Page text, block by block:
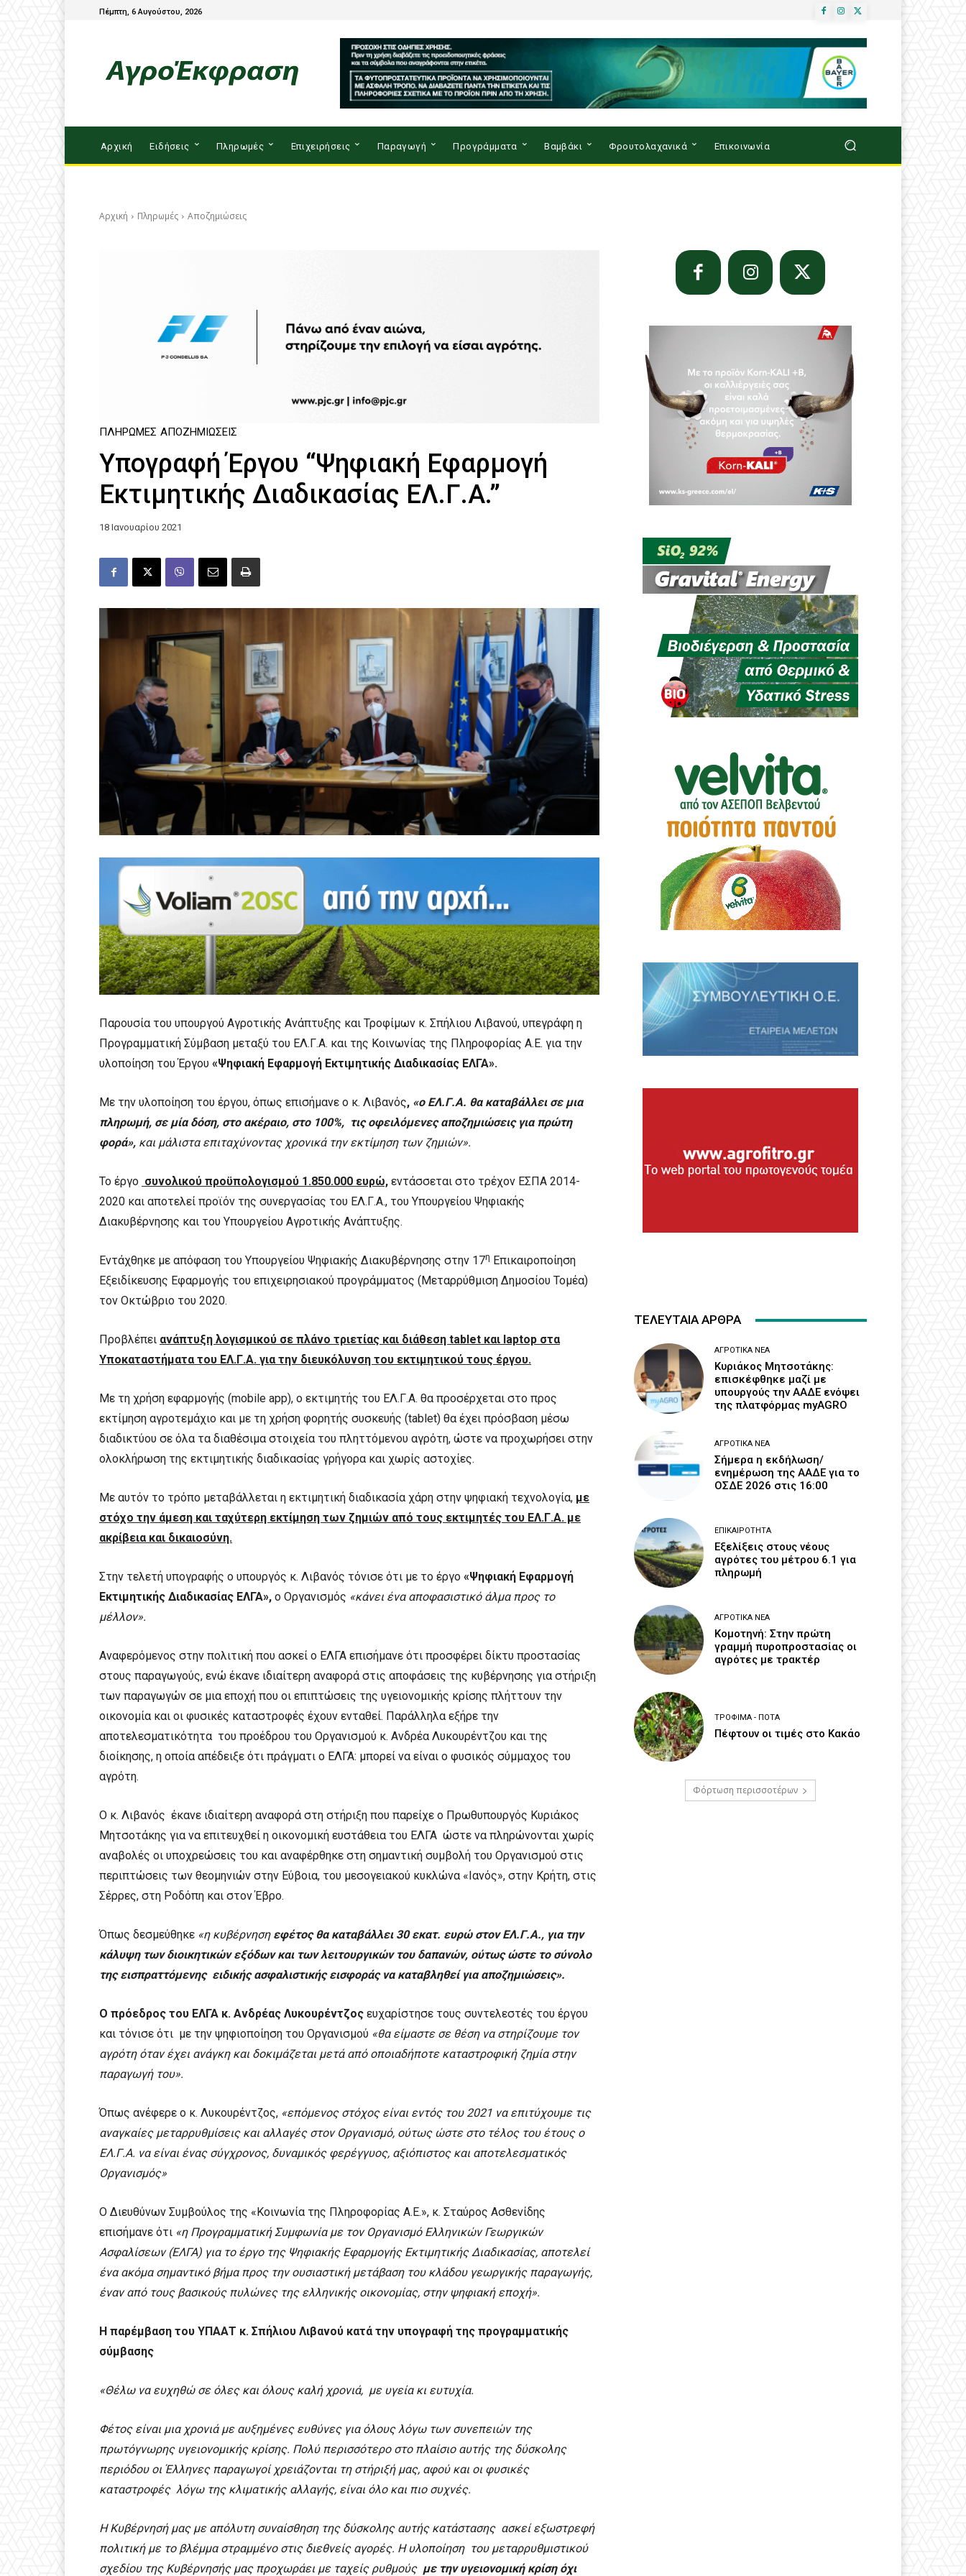
Πέμπτη, 6 Αυγούστου, 2026
Αρχική Ειδήσεις Πληρωμές Επιχειρήσεις Παραγωγή Προγράμματα Βαμβάκι Φρουτολαχανικά Επικοινωνία
Αρχική Πληρωμές Αποζημιώσεις
ΠΛΗΡΩΜΈΣ ΑΠΟΖΗΜΙΏΣΕΙΣ
Υπογραφή Έργου “Ψηφιακή Εφαρμογή
Εκτιμητικής Διαδικασίας ΕΛ.Γ.Α.”
18 Ιανουαρίου 2021
Παρουσία του υπουργού Αγροτικής Ανάπτυξης και Τροφίμων κ. Σπήλιου Λιβανού, υπεγράφη η
Προγραμματική Σύμβαση μεταξύ του ΕΛ.Γ.Α. και της Κοινωνίας της Πληροφορίας Α.Ε. για την
υλοποίηση του Έργου «Ψηφιακή Εφαρμογή Εκτιμητικής Διαδικασίας ΕΛΓΑ».
Με την υλοποίηση του έργου, όπως επισήμανε ο κ. Λιβανός, «ο ΕΛ.Γ.Α. θα καταβάλλει σε μια
πληρωμή, σε μία δόση, στο ακέραιο, στο 100%, τις οφειλόμενες αποζημιώσεις για πρώτη
φορά», και μάλιστα επιταχύνοντας χρονικά την εκτίμηση των ζημιών».
Το έργο συνολικού προϋπολογισμού 1.850.000 ευρώ, εντάσσεται στο τρέχον ΕΣΠΑ 2014-
2020 και αποτελεί προϊόν της συνεργασίας του ΕΛ.Γ.Α., του Υπουργείου Ψηφιακής
Διακυβέρνησης και του Υπουργείου Αγροτικής Ανάπτυξης.
Εντάχθηκε με απόφαση του Υπουργείου Ψηφιακής Διακυβέρνησης στην 17η Επικαιροποίηση
Εξειδίκευσης Εφαρμογής του επιχειρησιακού προγράμματος (Μεταρρύθμιση Δημοσίου Τομέα)
τον Οκτώβριο του 2020.
Προβλέπει ανάπτυξη λογισμικού σε πλάνο τριετίας και διάθεση tablet και laptop στα
Υποκαταστήματα του ΕΛ.Γ.Α. για την διευκόλυνση του εκτιμητικού τους έργου.
Με τη χρήση εφαρμογής (mobile app), ο εκτιμητής του ΕΛ.Γ.Α. θα προσέρχεται στο προς
εκτίμηση αγροτεμάχιο και με τη χρήση φορητής συσκευής (tablet) θα έχει πρόσβαση μέσω
διαδικτύου σε όλα τα διαθέσιμα στοιχεία του πληττόμενου αγρότη, ώστε να προχωρήσει στην
ολοκλήρωση της εκτιμητικής διαδικασίας γρήγορα και χωρίς αστοχίες.
Με αυτόν το τρόπο μεταβάλλεται η εκτιμητική διαδικασία χάρη στην ψηφιακή τεχνολογία, με
στόχο την άμεση και ταχύτερη εκτίμηση των ζημιών από τους εκτιμητές του ΕΛ.Γ.Α. με
ακρίβεια και δικαιοσύνη.
Στην τελετή υπογραφής ο υπουργός κ. Λιβανός τόνισε ότι με το έργο «Ψηφιακή Εφαρμογή
Εκτιμητικής Διαδικασίας ΕΛΓΑ», ο Οργανισμός «κάνει ένα αποφασιστικό άλμα προς το
μέλλον».
Αναφερόμενος στην πολιτική που ασκεί ο ΕΛΓΑ επισήμανε ότι προσφέρει δίκτυ προστασίας
στους παραγωγούς, ενώ έκανε ιδιαίτερη αναφορά στις αποφάσεις της κυβέρνησης για στήριξη
των παραγωγών σε μια εποχή που οι επιπτώσεις της υγειονομικής κρίσης πλήττουν την
οικονομία και οι φυσικές καταστροφές έχουν ενταθεί. Παράλληλα εξήρε την
αποτελεσματικότητα του προέδρου του Οργανισμού κ. Ανδρέα Λυκουρέντζου και της
διοίκησης, η οποία απέδειξε ότι πράγματι ο ΕΛΓΑ: μπορεί να είναι ο φυσικός σύμμαχος του
αγρότη.
Ο κ. Λιβανός έκανε ιδιαίτερη αναφορά στη στήριξη που παρείχε ο Πρωθυπουργός Κυριάκος
Μητσοτάκης για να επιτευχθεί η οικονομική ευστάθεια του ΕΛΓΑ ώστε να πληρώνονται χωρίς
αναβολές οι υποχρεώσεις του και αναφέρθηκε στη σημαντική συμβολή του Οργανισμού στις
περιπτώσεις των θεομηνιών στην Εύβοια, του μεσογειακού κυκλώνα «Ιανός», στην Κρήτη, στις
Σέρρες, στη Ροδόπη και στον Έβρο.
Όπως δεσμεύθηκε «η κυβέρνηση εφέτος θα καταβάλλει 30 εκατ. ευρώ στον ΕΛ.Γ.Α., για την
κάλυψη των διοικητικών εξόδων και των λειτουργικών του δαπανών, ούτως ώστε το σύνολο
της εισπραττόμενης ειδικής ασφαλιστικής εισφοράς να καταβληθεί για αποζημιώσεις».
Ο πρόεδρος του ΕΛΓΑ κ. Ανδρέας Λυκουρέντζος ευχαρίστησε τους συντελεστές του έργου
και τόνισε ότι με την ψηφιοποίηση του Οργανισμού «θα είμαστε σε θέση να στηρίζουμε τον
αγρότη όταν έχει ανάγκη και δοκιμάζεται μετά από οποιαδήποτε καταστροφική ζημία στην
παραγωγή του».
Όπως ανέφερε ο κ. Λυκουρέντζος, «επόμενος στόχος είναι εντός του 2021 να επιτύχουμε τις
αναγκαίες μεταρρυθμίσεις και αλλαγές στον Οργανισμό, ούτως ώστε στο τέλος του έτους ο
ΕΛ.Γ.Α. να είναι ένας σύγχρονος, δυναμικός φερέγγυος, αξιόπιστος και αποτελεσματικός
Οργανισμός»
Ο Διευθύνων Συμβούλος της «Κοινωνία της Πληροφορίας Α.Ε.», κ. Σταύρος Ασθενίδης
επισήμανε ότι «η Προγραμματική Συμφωνία με τον Οργανισμό Ελληνικών Γεωργικών
Ασφαλίσεων (ΕΛΓΑ) για το έργο της Ψηφιακής Εφαρμογής Εκτιμητικής Διαδικασίας, αποτελεί
ένα ακόμα σημαντικό βήμα προς την ουσιαστική μετάβαση του κλάδου γεωργικής παραγωγής,
έναν από τους βασικούς πυλώνες της ελληνικής οικονομίας, στην ψηφιακή εποχή».
Η παρέμβαση του ΥΠΑΑΤ κ. Σπήλιου Λιβανού κατά την υπογραφή της προγραμματικής
σύμβασης
«Θέλω να ευχηθώ σε όλες και όλους καλή χρονιά, με υγεία κι ευτυχία.
Φέτος είναι μια χρονιά με αυξημένες ευθύνες για όλους λόγω των συνεπειών της
πρωτόγνωρης υγειονομικής κρίσης. Πολύ περισσότερο στο πλαίσιο αυτής της δύσκολης
περιόδου οι Έλληνες παραγωγοί χρειάζονται τη στήριξή μας, αφού και οι φυσικές
καταστροφές λόγω της κλιματικής αλλαγής, είναι όλο και πιο συχνές.
Η Κυβέρνησή μας με απόλυτη συναίσθηση της δύσκολης αυτής κατάστασης ασκεί εξωστρεφή
πολιτική με το βλέμμα στραμμένο στις διεθνείς αγορές. Η υλοποίηση του μεταρρυθμιστικού
σχεδίου της Κυβέρνησής μας προχωράει με ταχείς ρυθμούς με την υγειονομική κρίση όχι
ΤΕΛΕΥΤΑΙΑ ΑΡΘΡΑ
ΑΓΡΟΤΙΚΆ ΝΈΑ
Κυριάκος Μητσοτάκης:
επισκέφθηκε μαζί με
υπουργούς την ΑΑΔΕ ενόψει
της πλατφόρμας myAGRO
ΑΓΡΟΤΙΚΆ ΝΈΑ
Σήμερα η εκδήλωση/
ενημέρωση της ΑΑΔΕ για το
ΟΣΔΕ 2026 στις 16:00
ΕΠΙΚΑΙΡΌΤΗΤΑ
Εξελίξεις στους νέους
αγρότες του μέτρου 6.1 για
πληρωμή
ΑΓΡΟΤΙΚΆ ΝΈΑ
Κομοτηνή: Στην πρώτη
γραμμή πυροπροστασίας οι
αγρότες με τρακτέρ
ΤΡΌΦΙΜΑ - ΠΟΤΆ
Πέφτουν οι τιμές στο Κακάο
Φόρτωση περισσοτέρων